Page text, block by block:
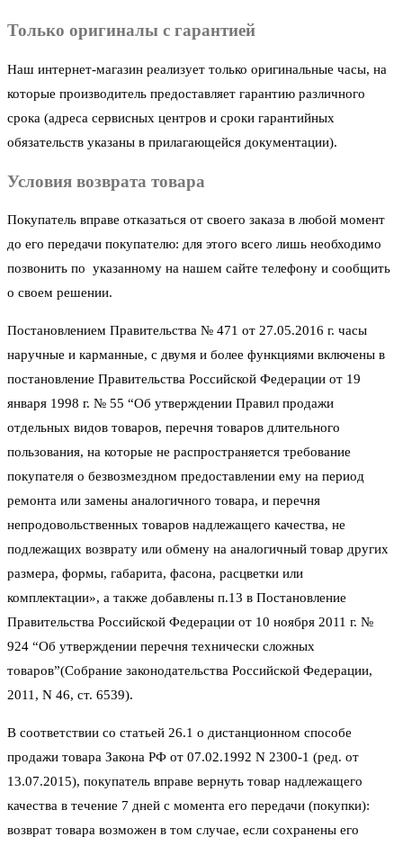
Только оригиналы с гарантией
Наш интернет-магазин реализует только оригинальные часы, на
которые производитель предоставляет гарантию различного
срока (адреса сервисных центров и сроки гарантийных
обязательств указаны в прилагающейся документации).
Условия возврата товара
Покупатель вправе отказаться от своего заказа в любой момент
до его передачи покупателю: для этого всего лишь необходимо
позвонить по указанному на нашем сайте телефону и сообщить
о своем решении.
Постановлением Правительства № 471 от 27.05.2016 г. часы
наручные и карманные, с двумя и более функциями включены в
постановление Правительства Российской Федерации от 19
января 1998 г. № 55 “Об утверждении Правил продажи
отдельных видов товаров, перечня товаров длительного
пользования, на которые не распространяется требование
покупателя о безвозмездном предоставлении ему на период
ремонта или замены аналогичного товара, и перечня
непродовольственных товаров надлежащего качества, не
подлежащих возврату или обмену на аналогичный товар других
размера, формы, габарита, фасона, расцветки или
комплектации», а также добавлены п.13 в Постановление
Правительства Российской Федерации от 10 ноября 2011 г. №
924 “Об утверждении перечня технически сложных
товаров”(Собрание законодательства Российской Федерации,
2011, N 46, ст. 6539).
В соответствии со статьей 26.1 о дистанционном способе
продажи товара Закона РФ от 07.02.1992 N 2300-1 (ред. от
13.07.2015), покупатель вправе вернуть товар надлежащего
качества в течение 7 дней с момента его передачи (покупки):
возврат товара возможен в том случае, если сохранены его